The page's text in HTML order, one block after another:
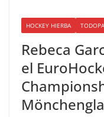
HOCKEY HIERBA
Rebeca
el